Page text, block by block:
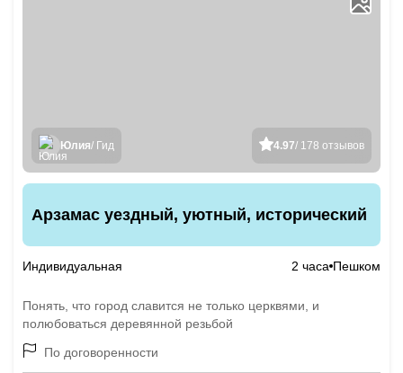
4.97/ 178 отзывов
Юлия/ Гид
Арзамас уездный, уютный, исторический
Индивидуальная 2 часа Пешком
Понять, что город славится не только церквями, и
полюбоваться деревянной резьбой
По договоренности